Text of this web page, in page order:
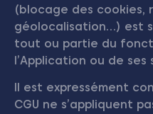
(blocage des cookies,
géolocalisation…) est
tout ou partie du
l’Application ou de ses
Il est expressément
CGU ne s’appliquent